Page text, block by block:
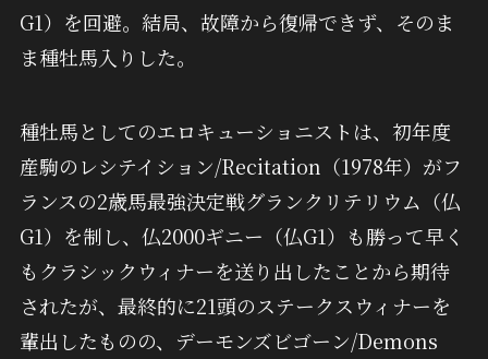
G1）を回避。結局、故障から復帰できず、そのま
ま種牡馬入りした。
種牡馬としてのエロキューショニストは、初年度
産駒のレシテイション/Recitation（1978年）がフ
ランスの2歳馬最強決定戦グランクリテリウム（仏
G1）を制し、仏2000ギニー（仏G1）も勝って早く
もクラシックウィナーを送り出したことから期待
されたが、最終的に21頭のステークスウィナーを
輩出したものの、デーモンズビゴーン/Demons